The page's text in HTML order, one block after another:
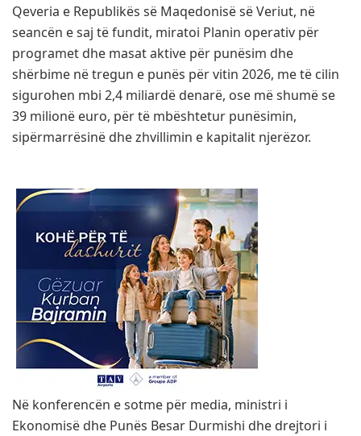
Qeveria e Republikës së Maqedonisë së Veriut, në
seancën e saj të fundit, miratoi Planin operativ për
programet dhe masat aktive për punësim dhe
shërbime në tregun e punës për vitin 2026, me të cilin
sigurohen mbi 2,4 miliardë denarë, ose më shumë se
39 milionë euro, për të mbështetur punësimin,
sipërmarrësinë dhe zhvillimin e kapitalit njerëzor.
Në konferencën e sotme për media, ministri i
Ekonomisë dhe Punës Besar Durmishi dhe drejtori i